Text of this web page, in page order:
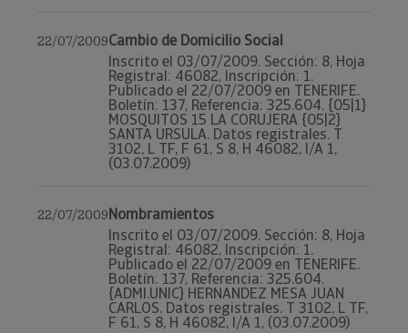
22/07/2009Cambio de Domicilio Social
Inscrito el 03/07/2009. Sección: 8, Hoja
Registral: 46082, Inscripción: 1.
Publicado el 22/07/2009 en TENERIFE.
Boletín: 137, Referencia: 325.604. {05|1}
MOSQUITOS 15 LA CORUJERA {05|2}
SANTA URSULA. Datos registrales. T
3102, L TF, F 61, S 8, H 46082, I/A 1,
(03.07.2009)
22/07/2009Nombramientos
Inscrito el 03/07/2009. Sección: 8, Hoja
Registral: 46082, Inscripción: 1.
Publicado el 22/07/2009 en TENERIFE.
Boletín: 137, Referencia: 325.604.
{ADMI.UNIC} HERNANDEZ MESA JUAN
CARLOS. Datos registrales. T 3102, L TF,
F 61, S 8, H 46082, I/A 1, (03.07.2009)